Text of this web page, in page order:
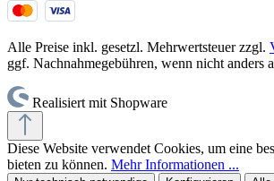
Alle Preise inkl. gesetzl. Mehrwertsteuer zzgl.
ggf. Nachnahmegebühren, wenn nicht anders
Realisiert mit Shopware
Diese Website verwendet Cookies, um eine
bieten zu können. Mehr Informationen ...